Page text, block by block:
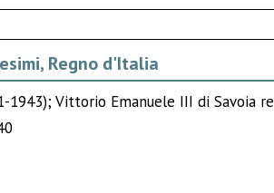
Regno d'Italia
1943); Vittorio Emanuele III di Savoia re